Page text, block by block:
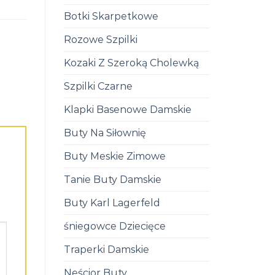
Botki Skarpetkowe
Rozowe Szpilki
Kozaki Z Szeroką Cholewką
Szpilki Czarne
Klapki Basenowe Damskie
Buty Na Siłownię
Buty Meskie Zimowe
Tanie Buty Damskie
Buty Karl Lagerfeld
śniegowce Dziecięce
Traperki Damskie
Neścior Buty